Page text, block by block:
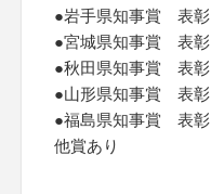
●岩手県知事賞 表彰
●宮城県知事賞 表彰
●秋田県知事賞 表彰
●山形県知事賞 表彰
●福島県知事賞 表彰
他賞あり